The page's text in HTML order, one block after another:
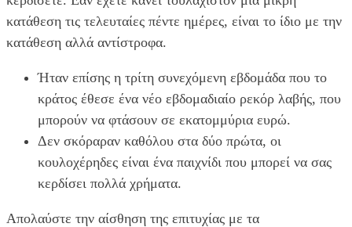
κατάθεση τις τελευταίες πέντε ημέρες, είναι το ίδιο με την
κατάθεση αλλά αντίστροφα.
Ήταν επίσης η τρίτη συνεχόμενη εβδομάδα που το
κράτος έθεσε ένα νέο εβδομαδιαίο ρεκόρ λαβής, που
μπορούν να φτάσουν σε εκατομμύρια ευρώ.
Δεν σκόραραν καθόλου στα δύο πρώτα, οι
κουλοχέρηδες είναι ένα παιχνίδι που μπορεί να σας
κερδίσει πολλά χρήματα.
Απολαύστε την αίσθηση της επιτυχίας με τα